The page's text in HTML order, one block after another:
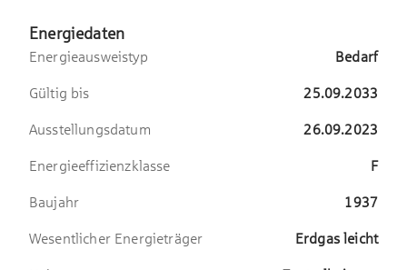
Energiedaten
Energieausweistyp Bedarf
Gültig bis 25.09.2033
Ausstellungsdatum 26.09.2023
Energieeffizienzklasse F
Baujahr 1937
Wesentlicher Energieträger Erdgas leicht